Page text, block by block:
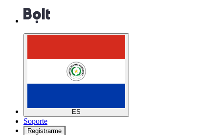
ES
Soporte
Registrarme